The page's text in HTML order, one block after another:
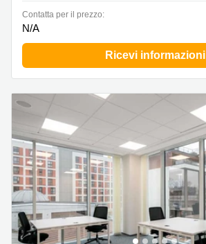
Сontatta per il prezzo:
N/A
Ricevi informazioni